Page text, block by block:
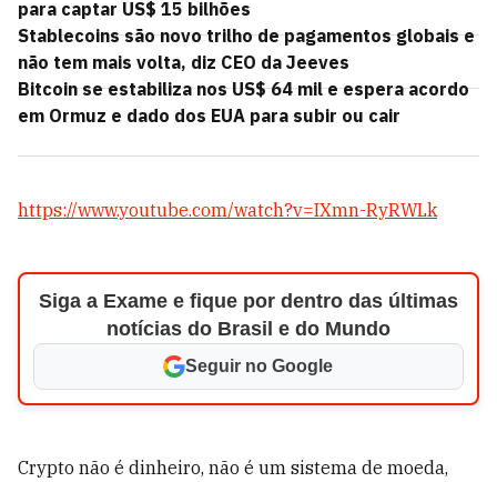
para captar US$ 15 bilhões
Stablecoins são novo trilho de pagamentos globais e
não tem mais volta, diz CEO da Jeeves
Bitcoin se estabiliza nos US$ 64 mil e espera acordo
em Ormuz e dado dos EUA para subir ou cair
https://www.youtube.com/watch?v=IXmn-RyRWLk
Siga a Exame e fique por dentro das últimas
notícias do Brasil e do Mundo
Seguir no Google
Crypto não é dinheiro, não é um sistema de moeda,